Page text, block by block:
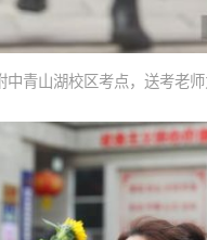
中青山湖校区考点，送考老